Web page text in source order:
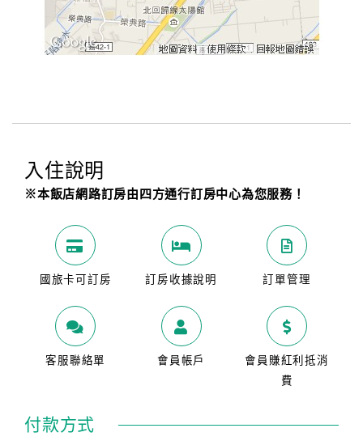
入住說明
※本飯店網路訂房由四方通行訂房中心為您服務！
國旅卡可訂房 訂房收據說明 訂單管理
客服聯絡單 會員帳戶
會員賺紅利抵消
費
付款方式